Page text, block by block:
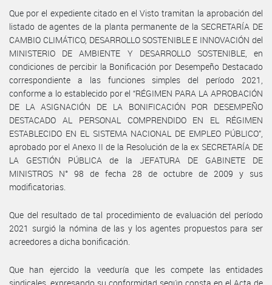
Que por el expediente citado en el Visto tramitan la aprobación del
listado de agentes de la planta permanente de la SECRETARÍA DE
CAMBIO CLIMÁTICO, DESARROLLO SOSTENIBLE E INNOVACIÓN del
MINISTERIO DE AMBIENTE Y DESARROLLO SOSTENIBLE, en
condiciones de percibir la Bonificación por Desempeño Destacado
correspondiente a las funciones simples del período 2021,
conforme a lo establecido por el “RÉGIMEN PARA LA APROBACIÓN
DE LA ASIGNACIÓN DE LA BONIFICACIÓN POR DESEMPEÑO
DESTACADO AL PERSONAL COMPRENDIDO EN EL RÉGIMEN
ESTABLECIDO EN EL SISTEMA NACIONAL DE EMPLEO PÚBLICO”,
aprobado por el Anexo II de la Resolución de la ex SECRETARÍA DE
LA GESTIÓN PÚBLICA de la JEFATURA DE GABINETE DE
MINISTROS N° 98 de fecha 28 de octubre de 2009 y sus
modificatorias.
Que del resultado de tal procedimiento de evaluación del período
2021 surgió la nómina de las y los agentes propuestos para ser
acreedores a dicha bonificación.
Que han ejercido la veeduría que les compete las entidades
sindicales, expresando su conformidad según consta en el Acta de